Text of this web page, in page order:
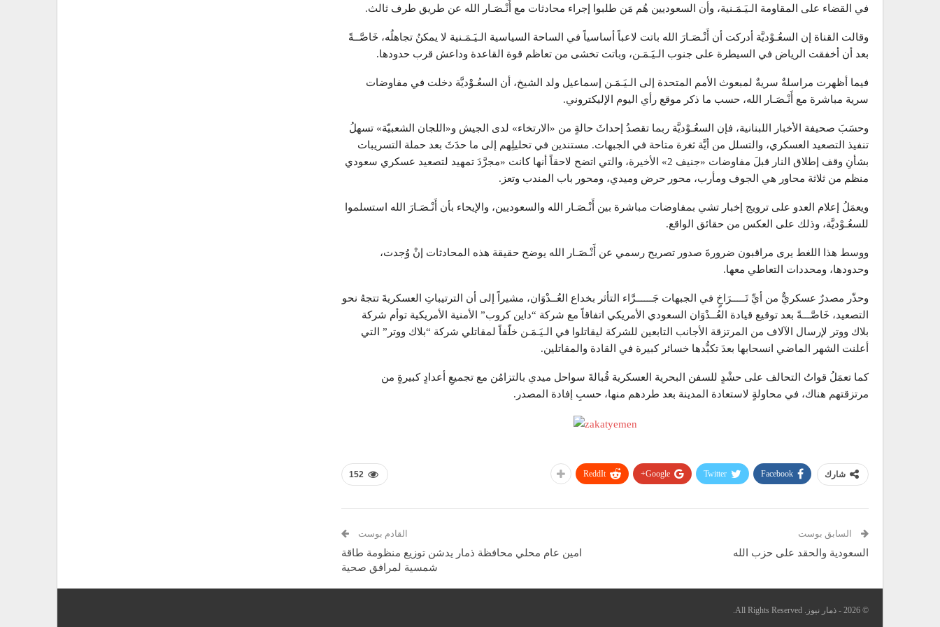
في القضاء على المقاومة الـيَـمَـنية، وأن السعوديين هُم مَن طلبوا إجراء محادثات مع أَنْـصَـار الله عن طريق طرف ثالث.
وقالت القناة إن السعُـوْديَّة أدركت أن أَنْـصَـارَ الله باتت لاعباً أساسياً في الساحة السياسية الـيَـمَـنية لا يمكنُ تجاهلُه، خَاصَّــةً
بعد أن أخفقت الرياض في السيطرة على جنوب الـيَـمَـن، وباتت تخشى من تعاظم قوة القاعدة وداعش قرب حدودها.
فيما أظهرت مراسلةٌ سريةٌ لمبعوث الأمم المتحدة إلى الـيَـمَـن إسماعيل ولد الشيخ، أن السعُـوْديَّة دخلت في مفاوضات
سرية مباشرة مع أَنْـصَـار الله، حسب ما ذكر موقع رأي اليوم الإليكتروني.
وحسَبَ صحيفة الأخبار اللبنانية، فإن السعُـوْديَّة ربما تقصدُ إحداثَ حالةٍ من «الارتخاء» لدى الجيش و«اللجان الشعبيّة» تسهلُ
تنفيذ التصعيد العسكري، والتسلل من أيَّة ثغرة متاحة في الجبهات. مستندين في تحليلِهم إلى ما حدَثَ بعد حملة التسريبات
بشأنِ وقف إطلاق النار قبلَ مفاوضات «جنيف 2» الأخيرة، والتي اتضح لاحقاً أنها كانت «مجرَّدَ تمهيد لتصعيد عسكري سعودي
منظم من ثلاثة محاور هي الجوف ومأرب، محور حرض وميدي، ومحور باب المندب وتعز.
ويعمَلُ إعلام العدو على ترويج إخبار تشي بمفاوضات مباشرة بين أَنْـصَـار الله والسعوديين، والإيحاء بأن أَنْـصَـارَ الله استسلموا
للسعُـوْديَّة، وذلك على العكس من حقائق الواقع.
ووسط هذا اللغط يرى مراقبون ضرورةَ صدور تصريح رسمي عن أَنْـصَـار الله يوضح حقيقة هذه المحادثات إنْ وُجدت،
وحدودها، ومحددات التعاطي معها.
وحذّر مصدرٌ عسكريٌّ من أيِّ تَـــــرَاخٍ في الجبهات جَــــــرَّاء التأثر بخداع العُــدْوَان، مشيراً إلى أن الترتيباتِ العسكريةَ تتجهُ نحو
التصعيد، خَاصَّـــةً بعد توقيع قيادة العُــدْوَان السعودي الأمريكي اتفاقاً مع شركة “داين كروب” الأمنية الأمريكية توأم شركة
بلاك ووتر لإرسال الآلاف من المرتزقة الأجانب التابعين للشركة ليقاتلوا في الـيَـمَـن خلّفاً لمقاتلي شركة “بلاك ووتر” التي
أعلنت الشهر الماضي انسحابها بعدَ تكبُّدها خسائر كبيرة في القادة والمقاتلين.
كما تعمَلُ قواتُ التحالف على حشْدٍ للسفن البحرية العسكرية قُبالةَ سواحل ميدي بالتزامُن مع تجميعِ أعدادٍ كبيرةٍ من
مرتزقتهم هناك، في محاولةٍ لاستعادة المدينة بعد طردهم منها، حسبِ إفادة المصدر.
152 شارك Facebook
Twitter
Google+
ReddIt
السابق بوست
السعودية والحقد على حزب الله
القادم بوست
امين عام محلي محافظة ذمار يدشن توزيع منظومة طاقة
شمسية لمرافق صحية
© 2026 - ذمار نيوز. All Rights Reserved.